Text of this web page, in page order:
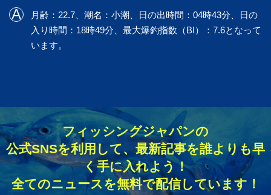
月齢：22.7、潮名：小潮、日の出時間：04時43分、日の
入り時間：18時49分、最大爆釣指数（BI）：7.6となって
います。
フィッシングジャパンの
公式SNSを利用して、最新記事を誰よりも早
く手に入れよう！
全てのニュースを無料で配信しています！